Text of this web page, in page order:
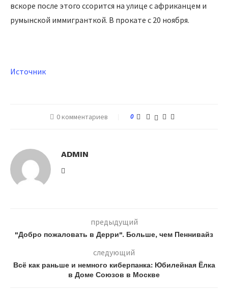
вскоре после этого ссорится на улице с африканцем и
румынской иммигранткой. В прокате с 20 ноября.
Источник
0 комментариев 0
ADMIN
предыдущий
"Добро пожаловать в Дерри". Больше, чем Пеннивайз
следующий
Всё как раньше и немного киберпанка: Юбилейная Ёлка
в Доме Союзов в Москве